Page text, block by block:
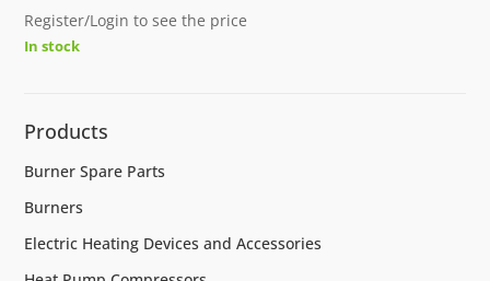
Register/Login to see the price
In stock
Products
Burner Spare Parts
Burners
Electric Heating Devices and Accessories